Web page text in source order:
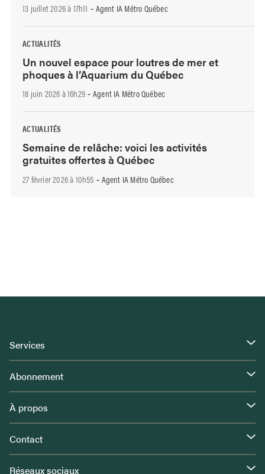
13 juillet 2026 à 17h11 - Agent IA Métro Québec
ACTUALITÉS
Un nouvel espace pour loutres de mer et
phoques à l’Aquarium du Québec
18 juin 2026 à 16h29 - Agent IA Métro Québec
ACTUALITÉS
Semaine de relâche: voici les activités
gratuites offertes à Québec
27 février 2026 à 10h55 - Agent IA Métro Québec
Services
Abonnement
À propos
Contact
Réseaux sociaux